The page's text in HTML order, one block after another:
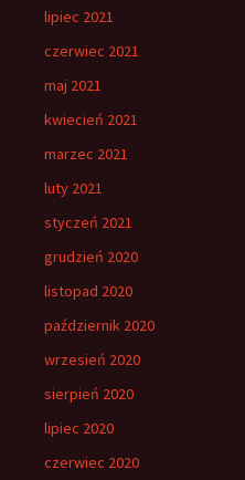
lipiec 2021
czerwiec 2021
maj 2021
kwiecień 2021
marzec 2021
luty 2021
styczeń 2021
grudzień 2020
listopad 2020
październik 2020
wrzesień 2020
sierpień 2020
lipiec 2020
czerwiec 2020